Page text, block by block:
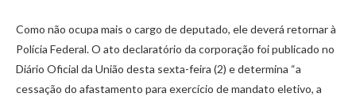
Como não ocupa mais o cargo de deputado, ele deverá retornar à
Polícia Federal. O ato declaratório da corporação foi publicado no
Diário Oficial da União desta sexta-feira (2) e determina “a
cessação do afastamento para exercício de mandato eletivo, a